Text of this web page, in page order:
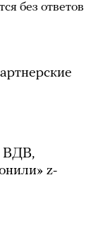
без ответов
ВДВ,
z-